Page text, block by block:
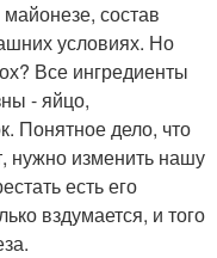
состав
условиях. Но
Все ингредиенты
- яйцо,
Понятное дело, что
нужно изменить нашу
есть его
вздумается, и того